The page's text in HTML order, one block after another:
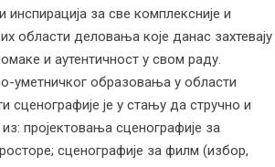
инспирација за све комплексније и
области деловања које данас захтевају
и аутентичност у свом раду.
уметничког образовања у области
је у стању да стручно и
пројектовања сценографије за
сценографије за филм (избор,